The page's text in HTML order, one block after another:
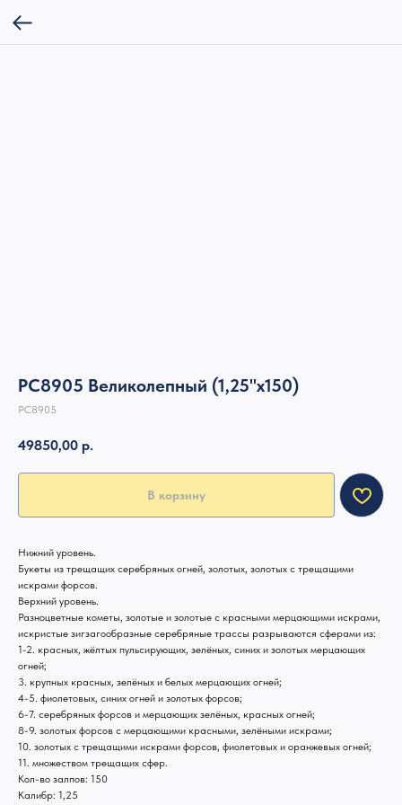
РС8905 Великолепный (1,25"х150)
РС8905
49850,00 р.
В корзину
Нижний уровень.
Букеты из трещащих серебряных огней, золотых, золотых с трещащими
искрами форсов.
Верхний уровень.
Разноцветные кометы, золотые и золотые с красными мерцающими искрами,
искристые зигзагообразные серебряные трассы разрываются сферами из:
1-2. красных, жёлтых пульсирующих, зелёных, синих и золотых мерцающих
огней;
3. крупных красных, зелёных и белых мерцающих огней;
4-5. фиолетовых, синих огней и золотых форсов;
6-7. серебряных форсов и мерцающих зелёных, красных огней;
8-9. золотых форсов с мерцающими красными, зелёными искрами;
10. золотых с трещащими искрами форсов, фиолетовых и оранжевых огней;
11. множеством трещащих сфер.
Кол-во залпов: 150
Калибр: 1,25